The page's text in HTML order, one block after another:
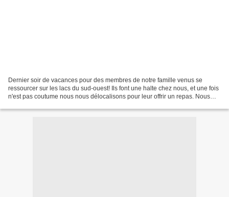
Dernier soir de vacances pour des membres de notre famille venus se
ressourcer sur les lacs du sud-ouest! Ils font une halte chez nous, et une fois
n'est pas coutume nous nous délocalisons pour leur offrir un repas. Nous